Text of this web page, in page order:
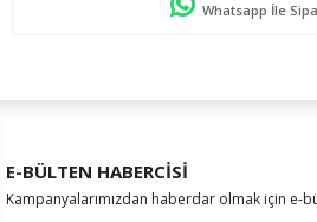
Whatsapp İle
E-BÜLTEN HABERCİSİ
Kampanyalarımızdan haberdar olmak için e-